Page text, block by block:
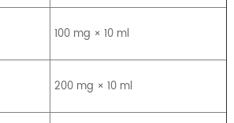
100 mg × 10 ml
200 mg × 10 ml